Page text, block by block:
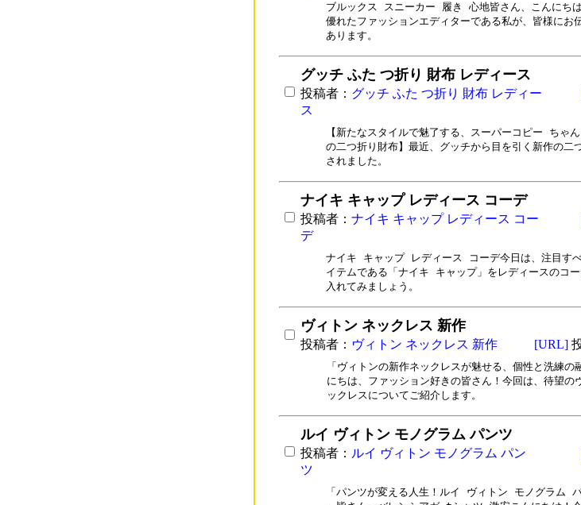
ブルックス スニーカー 履き 心地皆さん、こんにち
優れたファッションエディターである私が、皆様にお
あります。
グッチ ふた つ折り 財布 レディース
投稿者： グッチ ふた つ折り 財布 レディー
ス
【新たなスタイルで魅了する、スーパーコピー ちゃ
の二つ折り財布】最近、グッチから目を引く新作の二
されました。
ナイキ キャップ レディース コーデ
投稿者： ナイキ キャップ レディース コー
デ
ナイキ キャップ レディース コーデ今日は、注目す
イテムである「ナイキ キャップ」をレディースのコ
入れてみましょう。
ヴィトン ネックレス 新作
投稿者： ヴィトン ネックレス 新作 [URL]
「ヴィトンの新作ネックレスが魅せる、個性と洗練の
にちは、ファッション好きの皆さん！今回は、待望の
ックレスについてご紹介します。
ルイ ヴィトン モノグラム パンツ
投稿者： ルイ ヴィトン モノグラム パン
ツ
「パンツが変える人生！ルイ ヴィトン モノグラム